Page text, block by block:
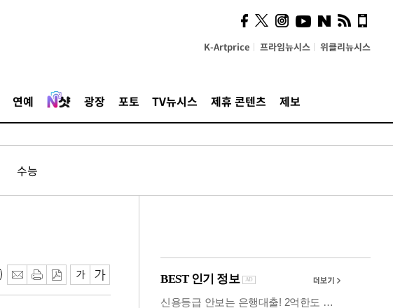
K-Artprice 프라임뉴시스 위클리뉴시스
연예 광장 포토 TV뉴시스 제휴 콘텐츠 제보
수능
시, 스마트폰 액세서리에
NFC 더했다